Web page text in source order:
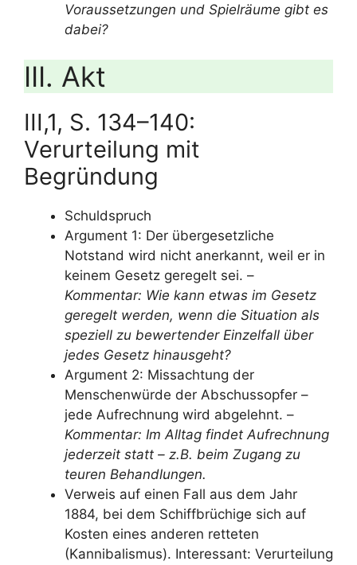
Voraussetzungen und Spielräume gibt es
dabei?
III. Akt
III,1, S. 134–140:
Verurteilung mit
Begründung
Schuldspruch
Argument 1: Der übergesetzliche
Notstand wird nicht anerkannt, weil er in
keinem Gesetz geregelt sei. –
Kommentar: Wie kann etwas im Gesetz
geregelt werden, wenn die Situation als
speziell zu bewertender Einzelfall über
jedes Gesetz hinausgeht?
Argument 2: Missachtung der
Menschenwürde der Abschussopfer –
jede Aufrechnung wird abgelehnt. –
Kommentar: Im Alltag findet Aufrechnung
jederzeit statt – z.B. beim Zugang zu
teuren Behandlungen.
Verweis auf einen Fall aus dem Jahr
1884, bei dem Schiffbrüchige sich auf
Kosten eines anderen retteten
(Kannibalismus). Interessant: Verurteilung